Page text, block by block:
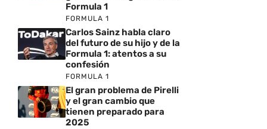
Formula 1
FORMULA 1
Carlos Sainz habla claro
del futuro de su hijo y de la
Formula 1: atentos a su
confesión
FORMULA 1
El gran problema de Pirelli
y el gran cambio que
tienen preparado para
2025